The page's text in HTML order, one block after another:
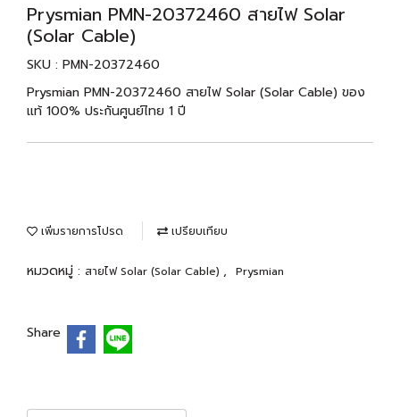
Prysmian PMN-20372460 สายไฟ Solar
(Solar Cable)
SKU : PMN-20372460
Prysmian PMN-20372460 สายไฟ Solar (Solar Cable) ของ
แท้ 100% ประกันศูนย์ไทย 1 ปี
เพิ่มรายการโปรด เปรียบเทียบ
หมวดหมู่ : สายไฟ Solar (Solar Cable) , Prysmian
Share